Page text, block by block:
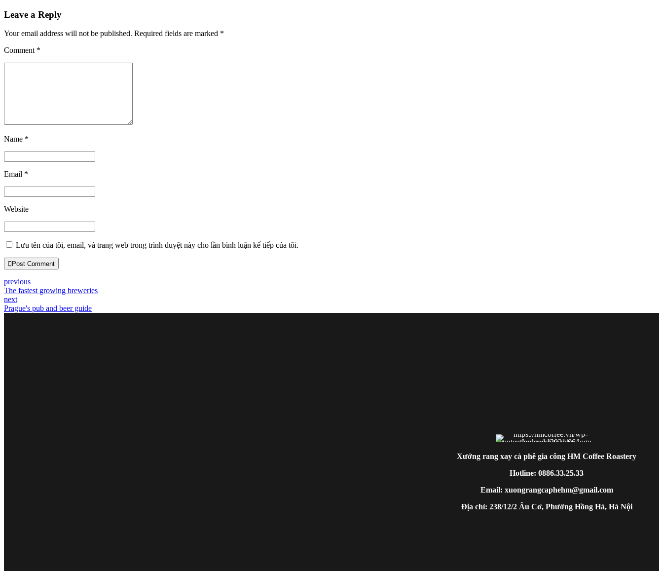
Leave a Reply
Your email address will not be published. Required fields are marked *
Comment *
Name *
Email *
Website
Lưu tên của tôi, email, và trang web trong trình duyệt này cho lần bình luận kế tiếp của tôi.
Post Comment
previous
The fastest growing breweries
next
Prague's pub and beer guide
Xưởng rang xay cà phê gia công HM Coffee Roastery
Hotline: 0886.33.25.33
Email: xuongrangcaphehm@gmail.com
Địa chỉ: 238/12/2 Âu Cơ, Phường Hồng Hà, Hà Nội